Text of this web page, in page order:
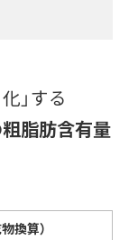
」する
粗脂肪含有量
換算）